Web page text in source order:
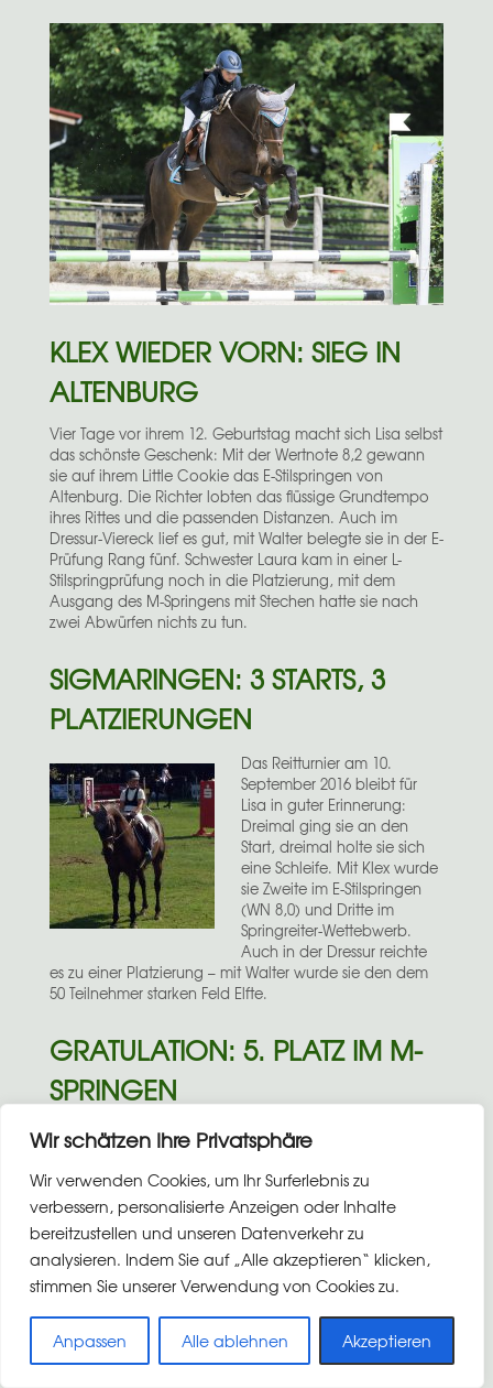
Wir schätzen Ihre Privatsphäre
Wir verwenden Cookies, um Ihr Surferlebnis zu
verbessern, personalisierte Anzeigen oder Inhalte
bereitzustellen und unseren Datenverkehr zu
analysieren. Indem Sie auf „Alle akzeptieren“ klicken,
stimmen Sie unserer Verwendung von Cookies zu.
Anpassen Alle ablehnen Akzeptieren
KLEX WIEDER VORN: SIEG IN
ALTENBURG
Vier Tage vor ihrem 12. Geburtstag macht sich Lisa selbst
das schönste Geschenk: Mit der Wertnote 8,2 gewann
sie auf ihrem Little Cookie das E-Stilspringen von
Altenburg. Die Richter lobten das flüssige Grundtempo
ihres Rittes und die passenden Distanzen. Auch im
Dressur-Viereck lief es gut, mit Walter belegte sie in der E-
Prüfung Rang fünf. Schwester Laura kam in einer L-
Stilspringprüfung noch in die Platzierung, mit dem
Ausgang des M-Springens mit Stechen hatte sie nach
zwei Abwürfen nichts zu tun.
SIGMARINGEN: 3 STARTS, 3
PLATZIERUNGEN
Das Reitturnier am 10.
September 2016 bleibt für
Lisa in guter Erinnerung:
Dreimal ging sie an den
Start, dreimal holte sie sich
eine Schleife. Mit Klex wurde
sie Zweite im E-Stilspringen
(WN 8,0) und Dritte im
Springreiter-Wettebwerb.
Auch in der Dressur reichte
es zu einer Platzierung – mit Walter wurde sie den dem
50 Teilnehmer starken Feld Elfte.
GRATULATION: 5. PLATZ IM M-
SPRINGEN
Im Umlauf hatte sie zwar einen Fehler, aber mit der
schnellsten Zeit war sie doch noch für die Siegerrunde
qualifiziert: Laura freute sich am letzten August-Sonntag
Springen. Bereits am Vortag hatte sie mit Queen’s
Sunshine in einem M-Springen den gleichen Rang
belegt.